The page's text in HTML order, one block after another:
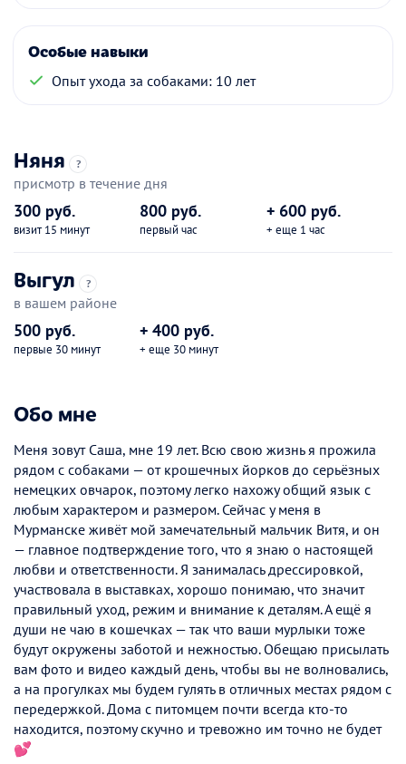
Особые навыки
Опыт ухода за собаками: 10 лет
Няня ?
присмотр в течение дня
300 руб.
визит 15 минут
800 руб.
первый час
+ 600 руб.
+ еще 1 час
Выгул ?
в вашем районе
500 руб.
первые 30 минут
+ 400 руб.
+ еще 30 минут
Обо мне
Меня зовут Саша, мне 19 лет. Всю свою жизнь я прожила
рядом с собаками — от крошечных йорков до серьёзных
немецких овчарок, поэтому легко нахожу общий язык с
любым характером и размером. Сейчас у меня в
Мурманске живёт мой замечательный мальчик Витя, и он
— главное подтверждение того, что я знаю о настоящей
любви и ответственности. Я занималась дрессировкой,
участвовала в выставках, хорошо понимаю, что значит
правильный уход, режим и внимание к деталям. А ещё я
души не чаю в кошечках — так что ваши мурлыки тоже
будут окружены заботой и нежностью. Обещаю присылать
вам фото и видео каждый день, чтобы вы не волновались,
а на прогулках мы будем гулять в отличных местах рядом с
передержкой. Дома с питомцем почти всегда кто-то
находится, поэтому скучно и тревожно им точно не будет
💕